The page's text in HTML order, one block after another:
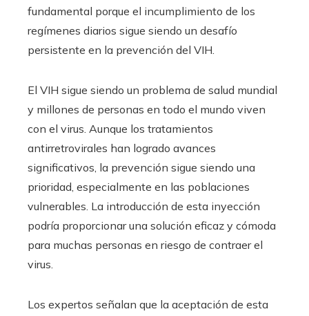
fundamental porque el incumplimiento de los
regímenes diarios sigue siendo un desafío
persistente en la prevención del VIH.
El VIH sigue siendo un problema de salud mundial
y millones de personas en todo el mundo viven
con el virus. Aunque los tratamientos
antirretrovirales han logrado avances
significativos, la prevención sigue siendo una
prioridad, especialmente en las poblaciones
vulnerables. La introducción de esta inyección
podría proporcionar una solución eficaz y cómoda
para muchas personas en riesgo de contraer el
virus.
Los expertos señalan que la aceptación de esta